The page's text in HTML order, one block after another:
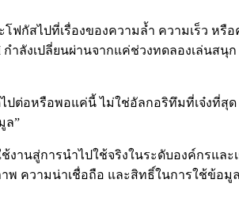
กัสไปที่เรื่องของความล้ำ ความเร็ว หรือ
ำลังเปลี่ยนผ่านจากแค่ช่วงทดลองเล่นสนุ
ไปต่อหรือพอแค่นี้ ไม่ใช่อัลกอริทึมที่เจ๋งที่สุ
ล”
งานสู่การนำไปใช้จริงในระดับองค์กรแล
ความน่าเชื่อถือ และสิทธิ์ในการใช้ข้อมู